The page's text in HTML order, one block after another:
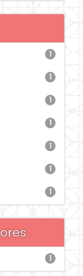
1
1
1
1
1
1
1
1